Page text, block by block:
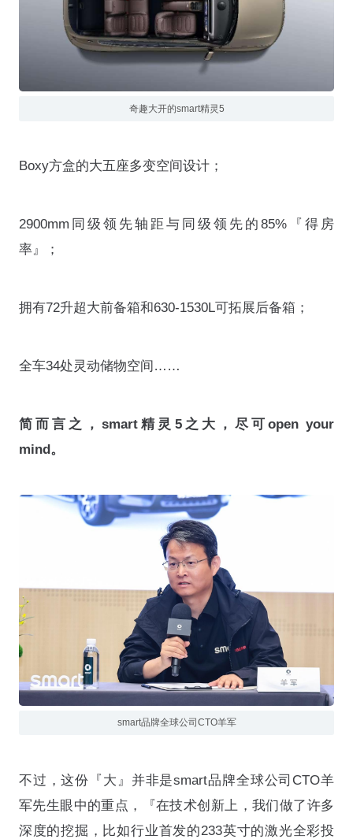
奇趣大开的smart精灵5
Boxy方盒的大五座多变空间设计；
2900mm同级领先轴距与同级领先的85%『得房
率』；
拥有72升超大前备箱和630-1530L可拓展后备箱；
全车34处灵动储物空间……
简而言之，smart精灵5之大，尽可open your
mind。
smart品牌全球公司CTO羊军
不过，这份『大』并非是smart品牌全球公司CTO羊
军先生眼中的重点，『在技术创新上，我们做了许多
深度的挖掘，比如行业首发的233英寸的激光全彩投